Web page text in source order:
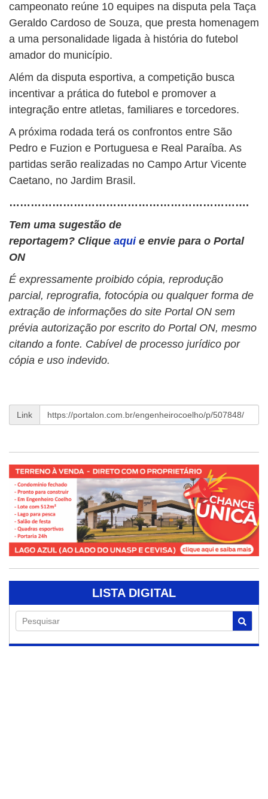
campeonato reúne 10 equipes na disputa pela Taça
Geraldo Cardoso de Souza, que presta homenagem
a uma personalidade ligada à história do futebol
amador do município.
Além da disputa esportiva, a competição busca
incentivar a prática do futebol e promover a
integração entre atletas, familiares e torcedores.
A próxima rodada terá os confrontos entre São
Pedro e Fuzion e Portuguesa e Real Paraíba. As
partidas serão realizadas no Campo Artur Vicente
Caetano, no Jardim Brasil.
………………………………………………………….
Tem uma sugestão de
reportagem? Clique aqui e envie para o Portal
ON
É expressamente proibido cópia, reprodução
parcial, reprografia, fotocópia ou qualquer forma de
extração de informações do site Portal ON sem
prévia autorização por escrito do Portal ON, mesmo
citando a fonte. Cabível de processo jurídico por
cópia e uso indevido.
Link
LISTA DIGITAL
Pesquisar